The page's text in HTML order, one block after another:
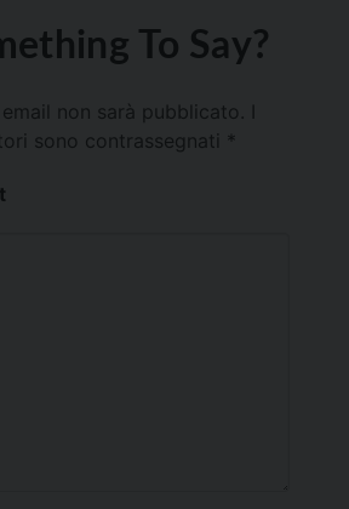
To Say?
email non sarà pubblicato.
sono contrassegnati *